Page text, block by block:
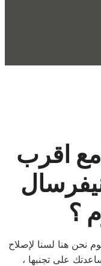
مع اقرب
؟
نحن هنا لسنا لإصلاح
على تجنبها ،